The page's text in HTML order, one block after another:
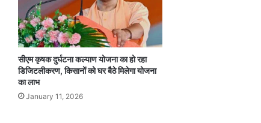
सीएम कृषक दुर्घटना कल्याण योजना का हो रहा
डिजिटलीकरण, किसानों को घर बैठे मिलेगा योजना
का लाभ
January 11, 2026